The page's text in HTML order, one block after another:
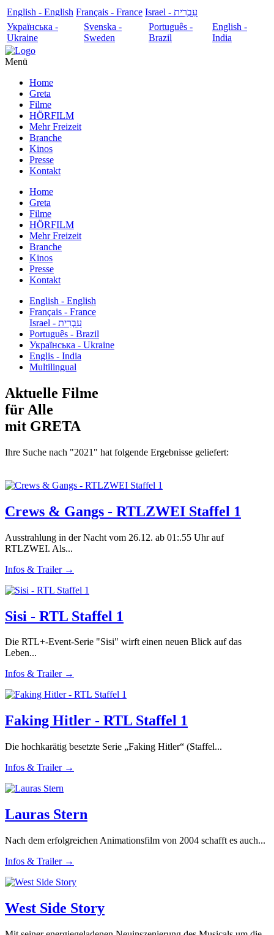
English - English Français - France
עִבְרִית - Israel
Українська -
Ukraine
Svenska -
Sweden
Português -
Brazil
English -
India
Menü
Home
Greta
Filme
HÖRFILM
Mehr Freizeit
Branche
Kinos
Presse
Kontakt
Home
Greta
Filme
HÖRFILM
Mehr Freizeit
Branche
Kinos
Presse
Kontakt
English - English
Français - France
עִבְרִית - Israel
Português - Brazil
Українська - Ukraine
Englis - India
Multilingual
Aktuelle Filme
für Alle
mit GRETA
Ihre Suche nach "2021" hat folgende Ergebnisse geliefert:
Crews & Gangs - RTLZWEI Staffel 1
Ausstrahlung in der Nacht vom 26.12. ab 01:.55 Uhr auf
RTLZWEI. Als...
Infos & Trailer →
Sisi - RTL Staffel 1
Die RTL+-Event-Serie "Sisi" wirft einen neuen Blick auf das
Leben...
Infos & Trailer →
Faking Hitler - RTL Staffel 1
Die hochkarätig besetzte Serie „Faking Hitler“ (Staffel...
Infos & Trailer →
Lauras Stern
Nach dem erfolgreichen Animationsfilm von 2004 schafft es auch...
Infos & Trailer →
West Side Story